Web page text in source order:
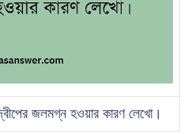
জলমগ্ন হওয়ার কারণ লেখো।